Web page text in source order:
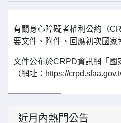
有關身心障礙者權利公約（
要文件、附件、回應初次國
文件公布於CRPD資訊網「國
（網址：https://
近月內熱門公告